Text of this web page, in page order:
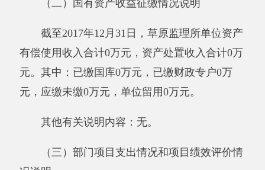
的基金）弥补本年度收支缺口的资金。
上年结转和结余：指以前年度支出预算因客
观条件变化未执行完毕、结转到本年度按有关规
定继续使用的资金，既包括财政拨款结转和结
余，也包括事业收入、经营收入、其他收入的结
年末结转和结余：指本年度或以前年度预算